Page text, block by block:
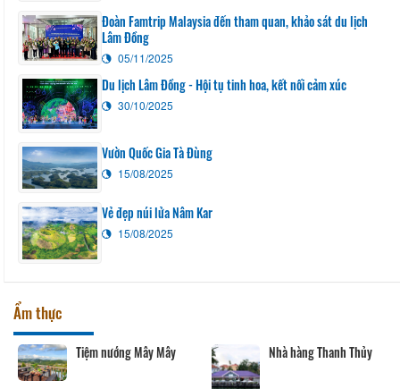
Đoàn Famtrip Malaysia đến tham quan, khảo sát du lịch
Lâm Đồng
05/11/2025
Du lịch Lâm Đồng - Hội tụ tinh hoa, kết nối cảm xúc
30/10/2025
Vườn Quốc Gia Tà Đùng
15/08/2025
Vẻ đẹp núi lửa Nâm Kar
15/08/2025
Ẩm thực
Tiệm nướng Mây Mây Nhà hàng Thanh Thủy